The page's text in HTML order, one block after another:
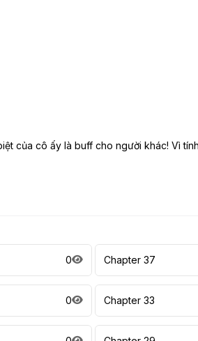
của cô ấy là buff cho người khác! Vì
0 Chapter 37
0 Chapter 33